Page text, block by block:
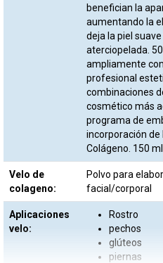
benefician la
aumentando la
deja la piel
aterciopelada.
ampliamente
profesional
combinaciones
cosmético más
programa de
incorporación
Colágeno. 150 ml.
Velo de
colageno:
Polvo para
facial/corporal
Aplicaciones
velo:
Rostro
pechos
glúteos
piernas